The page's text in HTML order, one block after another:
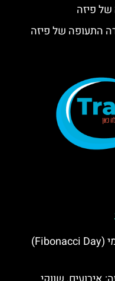
פיזה
התעופה של פיזה
23.11 – יום פיבונאצ’י הבינלאומי (Fibonacci Day)